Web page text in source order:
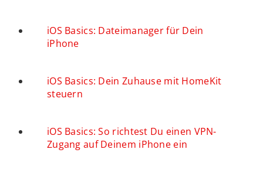
iOS Basics: Dateimanager für Dein
iPhone
iOS Basics: Dein Zuhause mit HomeKit
steuern
iOS Basics: So richtest Du einen VPN-
Zugang auf Deinem iPhone ein